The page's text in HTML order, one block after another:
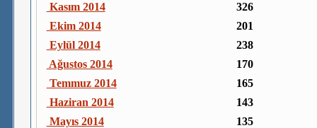
Kasım 2014
326
Ekim 2014
201
Eylül 2014
238
Ağustos 2014
170
Temmuz 2014
165
Haziran 2014
143
Mayıs 2014
135